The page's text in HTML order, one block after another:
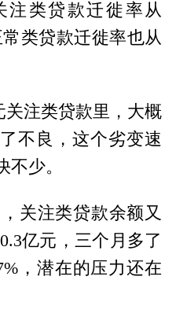
注类贷款迁徙率从
常类贷款迁徙率也从
关注类贷款里，大概
不良，这个劣变速
少。
关注类贷款余额又
亿元，三个月多了
，潜在的压力还在